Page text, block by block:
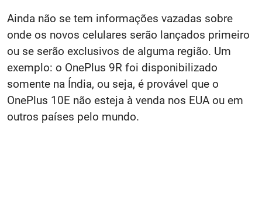
Ainda não se tem informações vazadas sobre
onde os novos celulares serão lançados primeiro
ou se serão exclusivos de alguma região. Um
exemplo: o OnePlus 9R foi disponibilizado
somente na Índia, ou seja, é provável que o
OnePlus 10E não esteja à venda nos EUA ou em
outros países pelo mundo.